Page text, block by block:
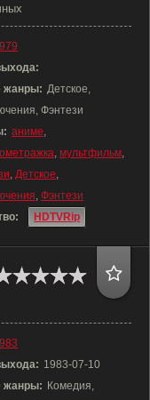
жанры: Детское,
Фэнтези
аниме,
, мультфильм,
, Детское,
, Фэнтези
HDTVRip
1983-07-10
жанры: Комедия,